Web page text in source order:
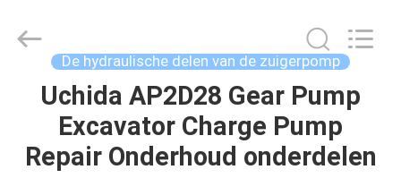
HUIS
PRODUCTEN
Fluid
Power
De hydraulische delen van de zuigerpomp
Uchida AP2D28 Gear Pump
Excavator Charge Pump
Repair Onderhoud onderdelen